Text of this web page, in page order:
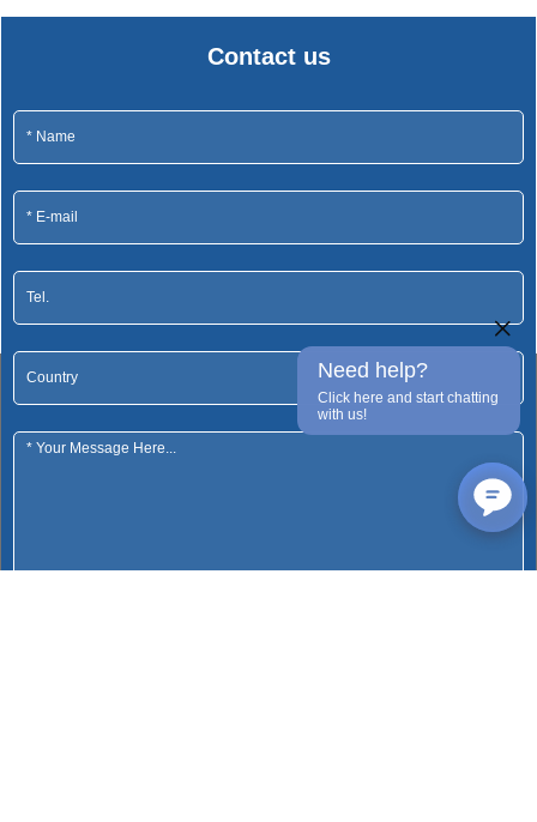
Need help?
Click here and start chatting
with us!
Contact us